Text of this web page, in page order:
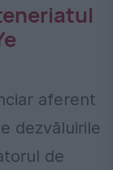
aferent
dezvăluirile
de